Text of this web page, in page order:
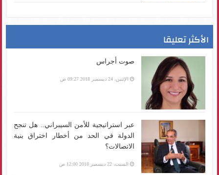
الأكثر تعليقا
صوت أجراس
الإثنين، 24 ديسمبر 2018 09:27 ص
عبر استراتيجية للأمن السيبراني.. هل تنجح
الدولة في الحد من أخطار اختراق بنية
الاتصالات؟
السبت، 22 ديسمبر 2018 12:00 ص